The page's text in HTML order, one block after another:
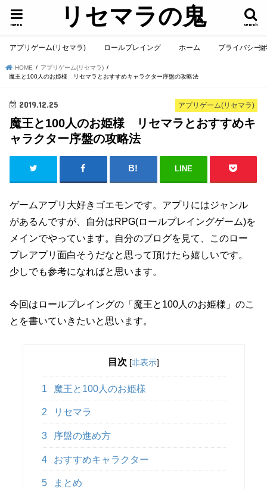
リセマラの鬼 search
menu
アプリゲーム(リセマラ) ロールプレイング ホーム プライバシー
HOME
アプリゲーム(リセマラ)
魔王と100人のお姫様 リセマラとおすすめキャラクター序盤の攻略法
アプリゲーム(リセマラ)
2019.12.25
魔王と100人のお姫様 リセマラとおすすめキ
ャラクター序盤の攻略法
LINE
ゲームアプリ大好きゴエモンです。アプリにはジャンル
があるんですが、自分はRPG(ロールプレイングゲーム)を
メインでやっています。自分のブログを見て、このロー
プレアプリ面白そうだなと思って頂けたら嬉しいです。
少しでも参考になればと思います。
今回はロールプレイングの「魔王と100人のお姫様」のこ
とを書いていきたいと思います。
目次 [非表示]
1 魔王と100人のお姫様
2 リセマラ
3 序盤の進め方
4 おすすめキャラクター
5 まとめ